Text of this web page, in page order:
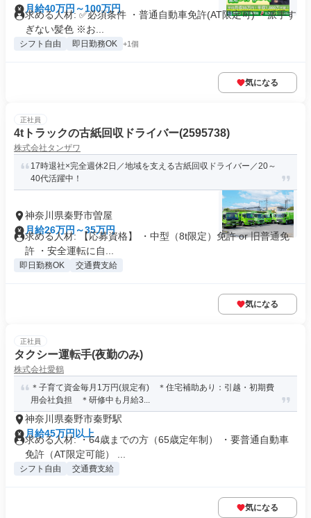
月給40万円～100万円
求める人材: ✅️必須条件 ・普通自動車免許(AT限定可) ・派手す
ぎない髪色 ※お...
シフト自由 即日勤務OK +1個
気になる
正社員
4tトラックの古紙回収ドライバー(2595738)
株式会社タンザワ
17時退社×完全週休2日／地域を支える古紙回収ドライバー／20～
40代活躍中！
神奈川県秦野市曽屋
月給26万円～35万円
求める人材: 【応募資格】 ・中型（8t限定）免許 or 旧普通免
許 ・安全運転に自...
即日勤務OK 交通費支給
気になる
正社員
タクシー運転手(夜勤のみ)
株式会社愛鶴
＊子育て資金毎月1万円(規定有) ＊住宅補助あり：引越・初期費
用会社負担 ＊研修中も月給3...
神奈川県秦野市秦野駅
月給45万円以上
求める人材: ・64歳までの方（65歳定年制） ・要普通自動車
免許（AT限定可能） ...
シフト自由 交通費支給
気になる